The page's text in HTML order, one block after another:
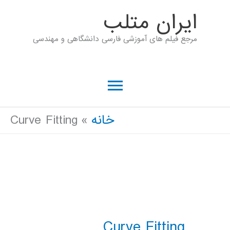
ايران متلب
مرجع فیلم های آموزشی فارسی دانشگاهی و مهندسی
فهرست
اصلی
خانه Curve Fitting